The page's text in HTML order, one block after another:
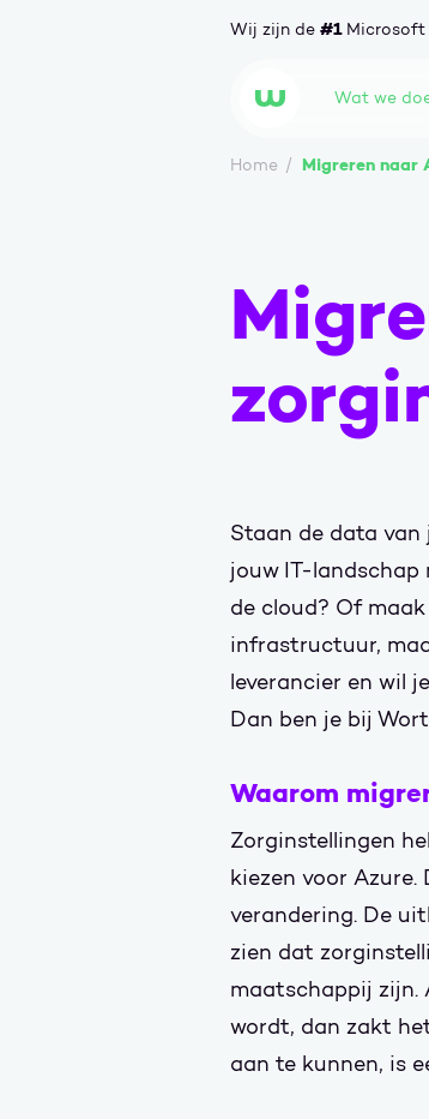
Wij zijn de #1Microsoft
Wortell Wat we
Home Migreren naar
Staan de data
jouw IT-landschap
de cloud? Of
infrastructuur,
leverancier en wil
Dan ben je bij
Waarom
Zorginstellingen
kiezen voor
verandering. De
zien dat
maatschappij zijn.
wordt, dan zakt
aan te kunnen, is